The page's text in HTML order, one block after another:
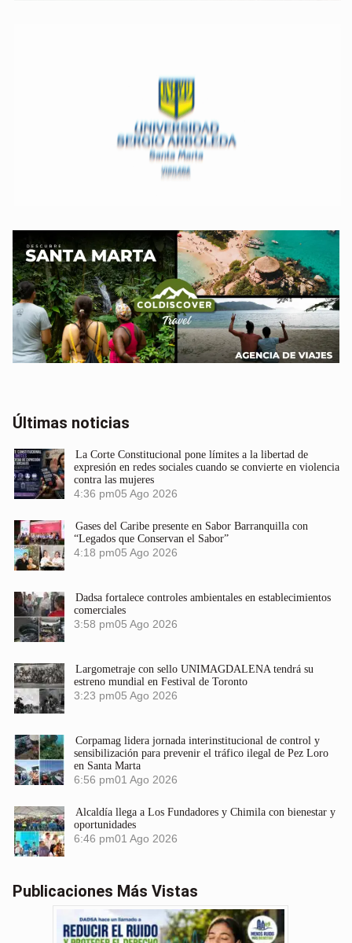
Últimas noticias
La Corte Constitucional pone límites a la libertad de
expresión en redes sociales cuando se convierte en violencia
contra las mujeres
4:36 pm05 Ago 2026
Gases del Caribe presente en Sabor Barranquilla con
“Legados que Conservan el Sabor”
4:18 pm05 Ago 2026
Dadsa fortalece controles ambientales en establecimientos
comerciales
3:58 pm05 Ago 2026
Largometraje con sello UNIMAGDALENA tendrá su
estreno mundial en Festival de Toronto
3:23 pm05 Ago 2026
Corpamag lidera jornada interinstitucional de control y
sensibilización para prevenir el tráfico ilegal de Pez Loro
en Santa Marta
6:56 pm01 Ago 2026
Alcaldía llega a Los Fundadores y Chimila con bienestar y
oportunidades
6:46 pm01 Ago 2026
Publicaciones Más Vistas